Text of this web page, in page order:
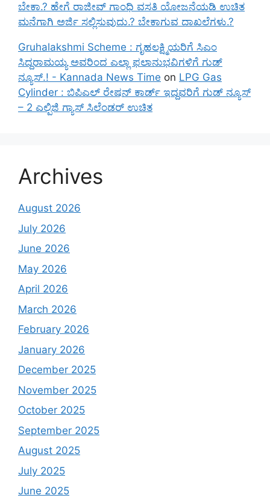
ಬೇಕಾ.? ಹೇಗೆ ರಾಜೀವ್ ಗಾಂಧಿ ವಸತಿ ಯೋಜನೆಯಡಿ ಉಚಿತ
ಮನೆಗಾಗಿ ಅರ್ಜಿ ಸಲ್ಲಿಸುವುದು.? ಬೇಕಾಗುವ ದಾಖಲೆಗಳು.?
Gruhalakshmi Scheme : ಗೃಹಲಕ್ಷ್ಮಿಯರಿಗೆ ಸಿಎಂ
ಸಿದ್ದರಾಮಯ್ಯ ಅವರಿಂದ ಎಲ್ಲಾ ಫಲಾನುಭವಿಗಳಿಗೆ ಗುಡ್
ನ್ಯೂಸ್.! - Kannada News Time on LPG Gas
Cylinder : ಬಿಪಿಎಲ್ ರೇಷನ್ ಕಾರ್ಡ್ ಇದ್ದವರಿಗೆ ಗುಡ್ ನ್ಯೂಸ್
– 2 ಎಲ್ಪಿಜಿ ಗ್ಯಾಸ್ ಸಿಲೆಂಡರ್ ಉಚಿತ
Archives
August 2026
July 2026
June 2026
May 2026
April 2026
March 2026
February 2026
January 2026
December 2025
November 2025
October 2025
September 2025
August 2025
July 2025
June 2025